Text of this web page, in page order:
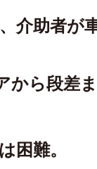
介助者が
から段差
困難。